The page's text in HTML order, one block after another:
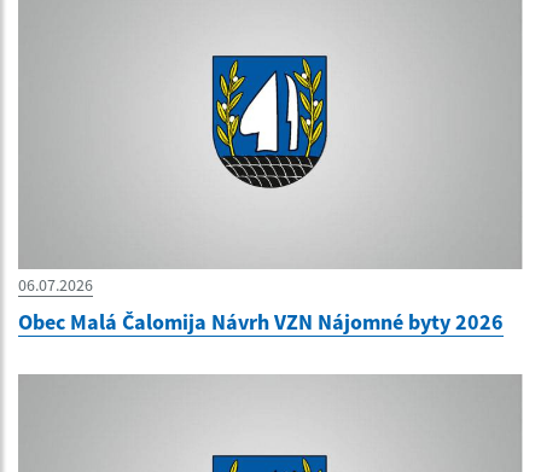
06.07.2026
Obec Malá Čalomija Návrh VZN Nájomné byty 2026